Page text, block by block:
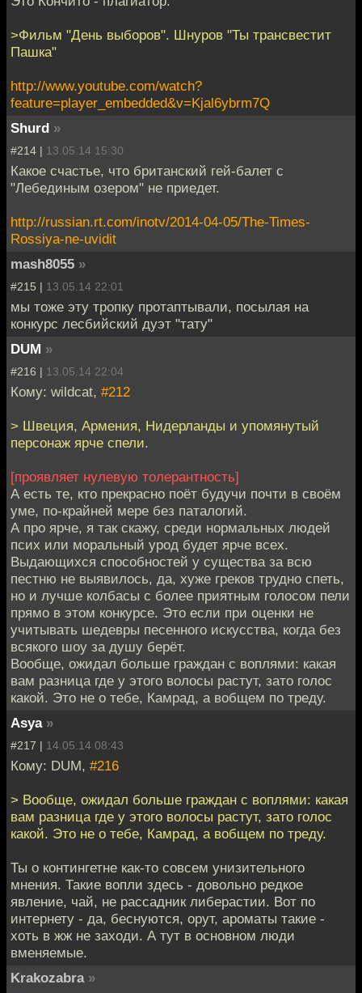
>Фильм "День выборов". Шнуров "Ты трансвестит
Пашка"
http://www.youtube.com/watch?
feature=player_embedded&v=Kjal6ybrm7Q
Shurd »
#214 | 13.05.14 15:30
Какое счастье, что британский гей-балет с
"Лебединым озером" не приедет.
http://russian.rt.com/inotv/2014-04-05/The-Times-
Rossiya-ne-uvidit
mash8055 »
#215 | 13.05.14 22:01
мы тоже эту тропку протаптывали, посылая на
конкурс лесбийский дуэт "тату"
DUM »
#216 | 13.05.14 22:04
Кому: wildcat, #212
> Швеция, Армения, Нидерланды и упомянутый
персонаж ярче спели.
[проявляет нулевую толерантность]
А есть те, кто прекрасно поёт будучи почти в своём
уме, по-крайней мере без паталогий.
А про ярче, я так скажу, среди нормальных людей
псих или моральный урод будет ярче всех.
Выдающихся способностей у существа за всю
пестню не выявилось, да, хуже греков трудно спеть,
но и лучше колбасы с более приятным голосом пели
прямо в этом конкурсе. Это если при оценки не
учитывать шедевры песенного искусства, когда без
всякого шоу за душу берёт.
Вообще, ожидал больше граждан с воплями: какая
вам разница где у этого волосы растут, зато голос
какой. Это не о тебе, Камрад, а вобщем по треду.
Asya »
#217 | 14.05.14 08:43
Кому: DUM, #216
> Вообще, ожидал больше граждан с воплями: какая
вам разница где у этого волосы растут, зато голос
какой. Это не о тебе, Камрад, а вобщем по треду.
Ты о контингетне как-то совсем унизительного
мнения. Такие вопли здесь - довольно редкое
явление, чай, не рассадник либерастии. Вот по
интернету - да, беснуются, орут, ароматы такие -
хоть в жж не заходи. А тут в основном люди
вменяемые.
Krakozabra »